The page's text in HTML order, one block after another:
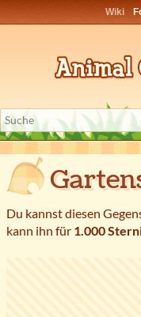
Wiki
Du kannst diesen
kann ihn für 1.000